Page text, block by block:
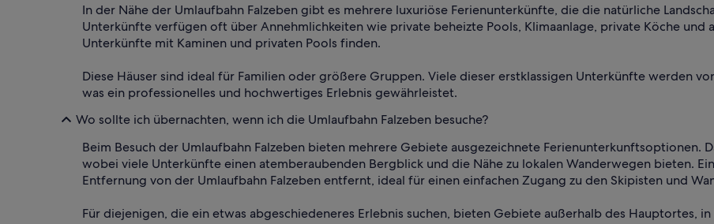
In der Nähe der Umlaufbahn Falzeben gibt es mehrere luxuriöse Ferienunterkünfte, die die natürliche
Unterkünfte verfügen oft über Annehmlichkeiten wie private beheizte Pools, Klimaanlage, private Köche und
Unterkünfte mit Kaminen und privaten Pools finden.
Diese Häuser sind ideal für Familien oder größere Gruppen. Viele dieser erstklassigen Unterkünfte werden
was ein professionelles und hochwertiges Erlebnis gewährleistet.
Wo sollte ich übernachten, wenn ich die Umlaufbahn Falzeben besuche?
Beim Besuch der Umlaufbahn Falzeben bieten mehrere Gebiete ausgezeichnete Ferienunterkunftsoptionen.
wobei viele Unterkünfte einen atemberaubenden Bergblick und die Nähe zu lokalen Wanderwegen bieten.
Entfernung von der Umlaufbahn Falzeben entfernt, ideal für einen einfachen Zugang zu den Skipisten und
Für diejenigen, die ein etwas abgeschiedeneres Erlebnis suchen, bieten Gebiete außerhalb des Hauptortes,